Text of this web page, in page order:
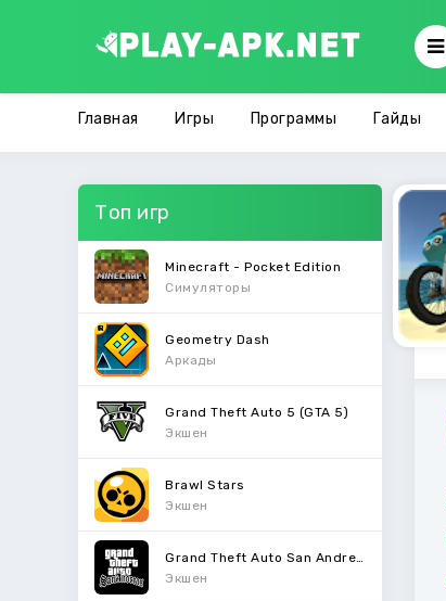
Главная Игры Программы Гайды
Топ игр
Minecraft - Pocket Edition
Симуляторы
Geometry Dash
Аркады
Grand Theft Auto 5 (GTA 5)
Экшен
Brawl Stars
Экшен
Экшен